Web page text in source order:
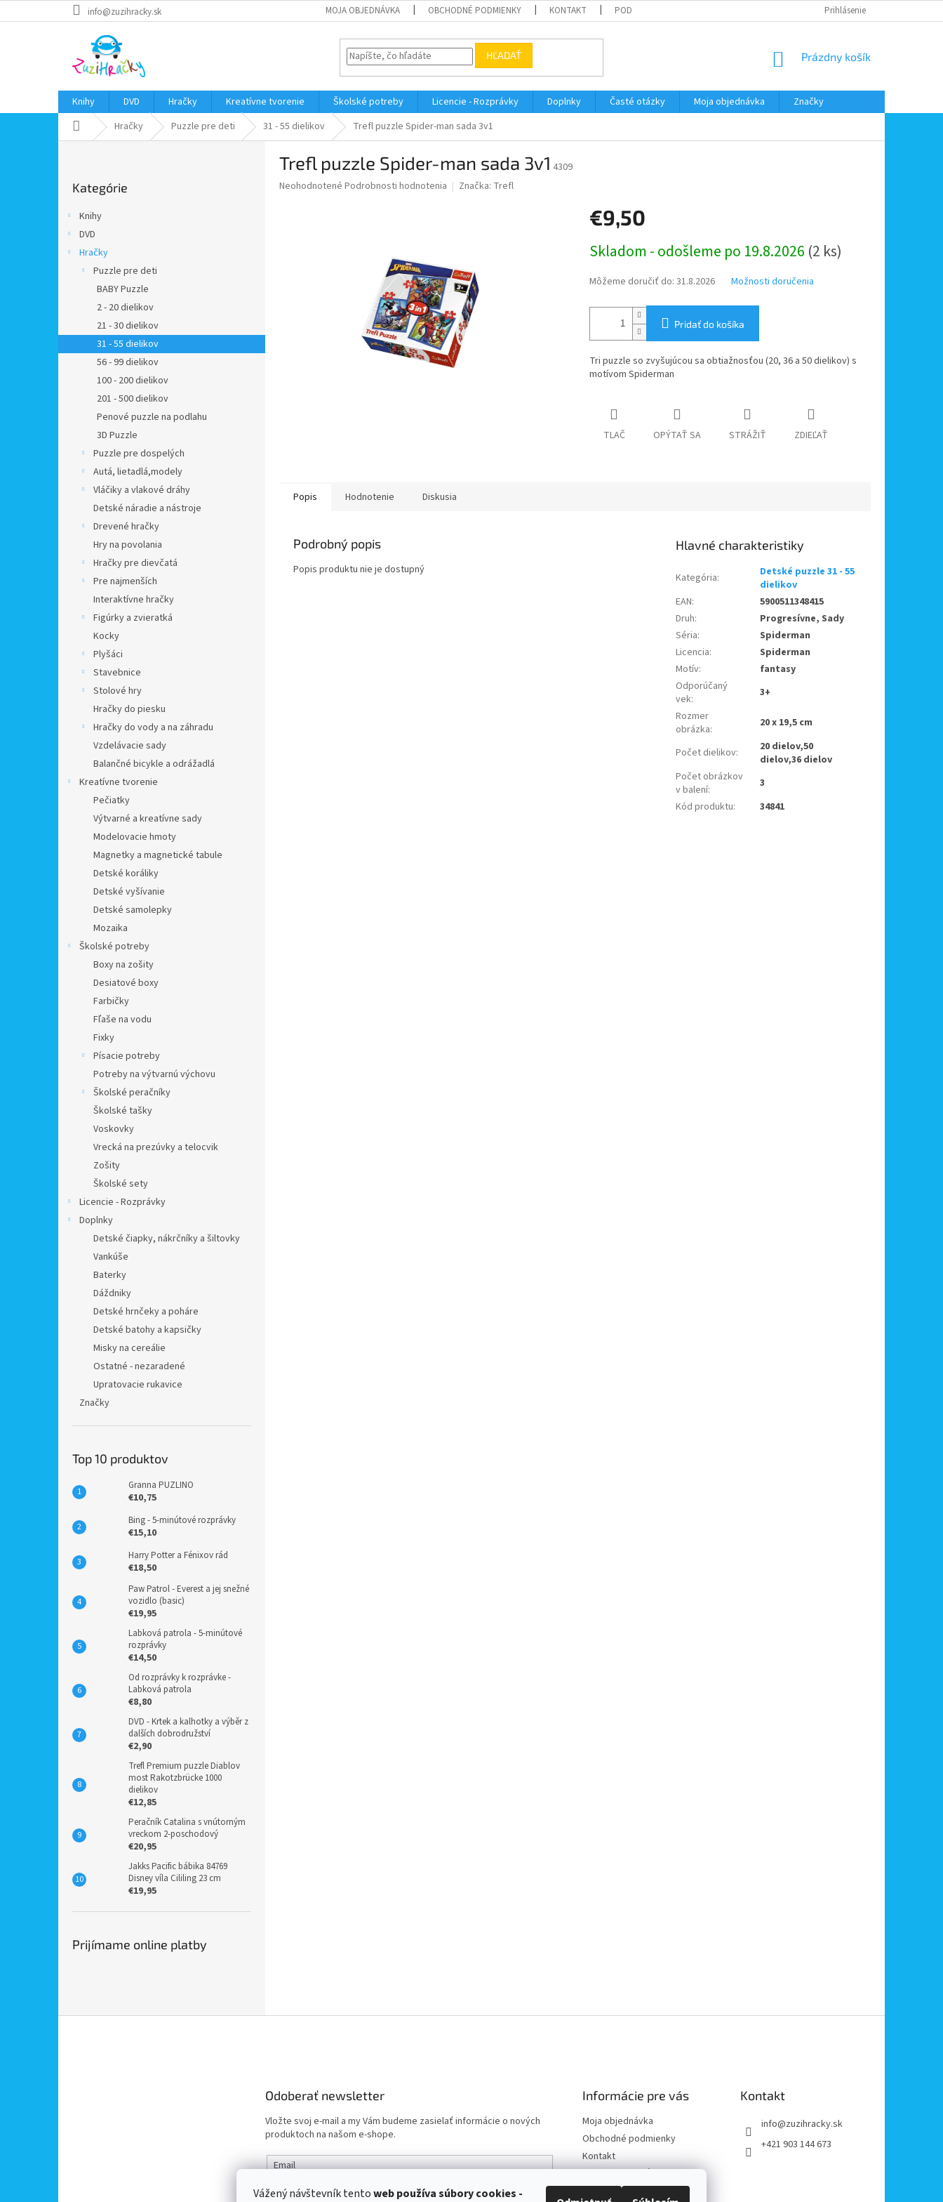
Vážený návštevník tentoweb používasúbory cookies -
na
info@zuzihracky.sk MOJA OBJEDNÁVKA OBCHODNÉ PODMIENKY KONTAKT PODMIENKY OOÚ ODSTÚPENIE OD ZMLUVY
Prihlásenie
HĽADAŤ
NÁKUPNÝ
Prázdny košík
Knihy DVD Hračky Kreatívne tvorenie Školské potreby Licencie - Rozprávky Doplnky Časté otázky Moja objednávka
Značky
DomovHračky Puzzle pre deti 31 - 55 dielikov Trefl puzzle Spider-man sada 3v1
kategórie
Kategórie
Knihy
DVD
Hračky
Puzzle pre deti
BABY Puzzle
2 - 20 dielikov
21 - 30 dielikov
31 - 55 dielikov
56 - 99 dielikov
100 - 200 dielikov
201 - 500 dielikov
Penové puzzle na podlahu
3D Puzzle
Puzzle pre dospelých
Autá, lietadlá,modely
Vláčiky a vlakové dráhy
Detské náradie a nástroje
Drevené hračky
Hry na povolania
Hračky pre dievčatá
Pre najmenších
Interaktívne hračky
Figúrky a zvieratká
Kocky
Plyšáci
Stavebnice
Stolové hry
Hračky do piesku
Hračky do vody a na záhradu
Vzdelávacie sady
Balančné bicykle a odrážadlá
Kreatívne tvorenie
Pečiatky
Výtvarné a kreatívne sady
Modelovacie hmoty
Magnetky a magnetické tabule
Detské koráliky
Detské vyšívanie
Detské samolepky
Mozaika
Školské potreby
Boxy na zošity
Desiatové boxy
Farbičky
Fľaše na vodu
Fixky
Písacie potreby
Potreby na výtvarnú výchovu
Školské peračníky
Školské tašky
Voskovky
Vrecká na prezúvky a telocvik
Zošity
Školské sety
Licencie - Rozprávky
Doplnky
Detské čiapky, nákrčníky a šiltovky
Vankúše
Baterky
Dáždniky
Detské hrnčeky a poháre
Detské batohy a kapsičky
Misky na cereálie
Ostatné - nezaradené
Upratovacie rukavice
Značky
Top 10 produktov
Granna PUZLINO
€10,75
Bing - 5-minútové rozprávky
€15,10
Harry Potter a Fénixov rád
€18,50
Paw Patrol - Everest a jej snežné
vozidlo (basic)
€19,95
Labková patrola - 5-minútové
rozprávky
€14,50
Od rozprávky k rozprávke -
Labková patrola
€8,80
DVD - Krtek a kalhotky a výběr z
dalších dobrodružství
€2,90
Trefl Premium puzzle Diablov
most Rakotzbrücke 1000
dielikov
€12,85
Peračník Catalina s vnútorným
vreckom 2-poschodový
€20,95
Jakks Pacific bábika 84769
Disney víla Cililing 23 cm
€19,95
Prijímame online platby
Trefl puzzle Spider-man sada 3v1 4309
Priemerné
Neohodnotené Podrobnosti hodnotenia Značka: Trefl
€9,50
cena:
Skladom - odošleme po 19.8.2026 (2 ks)
Môžeme doručiť do: 31.8.2026 Možnosti doručenia
Pridať do košíka
Tri puzzle so zvyšujúcou sa obtiažnosťou (20, 36 a 50 dielikov) s
motívom Spiderman
TLAČ OPÝTAŤ SA STRÁŽIŤ ZDIEĽAŤ
Popis Hodnotenie Diskusia
Podrobný popis
Popis produktu nie je dostupný
Kategória:
Detské puzzle 31 - 55
dielikov
EAN:
5900511348415
Druh:
Progresívne, Sady
Séria:
Spiderman
Licencia:
Spiderman
Motív:
fantasy
Odporúčaný
vek:
3+
Rozmer
obrázka: 20 x 19,5 cm
Počet dielikov:
20 dielov,50
dielov,36 dielov
Počet obrázkov
v balení:
3
Kód produktu: 34841
Odoberať newsletter
Vložte svoj e-mail a my Vám budeme zasielať informácie o nových
produktoch na našom e-shope.
Email
Vložením e-mailu súhlasíte spodmienkami ochrany osobných
Informácie pre vás
Moja objednávka
Obchodné podmienky
Kontakt
Doprava a platba
Kontakt
info@zuzihracky.sk
+421 903 144 673